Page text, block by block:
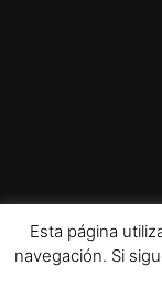
© 1995-2024 Color
Esta página
navegación. Si